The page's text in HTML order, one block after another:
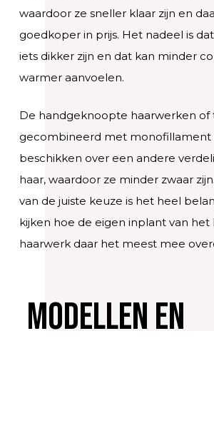
waardoor ze sneller klaar zijn en
goedkoper in prijs. Het nadeel is
iets dikker zijn en dat kan minder
warmer aanvoelen.
De handgeknoopte haarwerken of
gecombineerd met monofillament
beschikken over een andere
haar, waardoor ze minder zwaar
van de juiste keuze is het heel
kijken hoe de eigen inplant van het
haarwerk daar het meest mee
Modellen en